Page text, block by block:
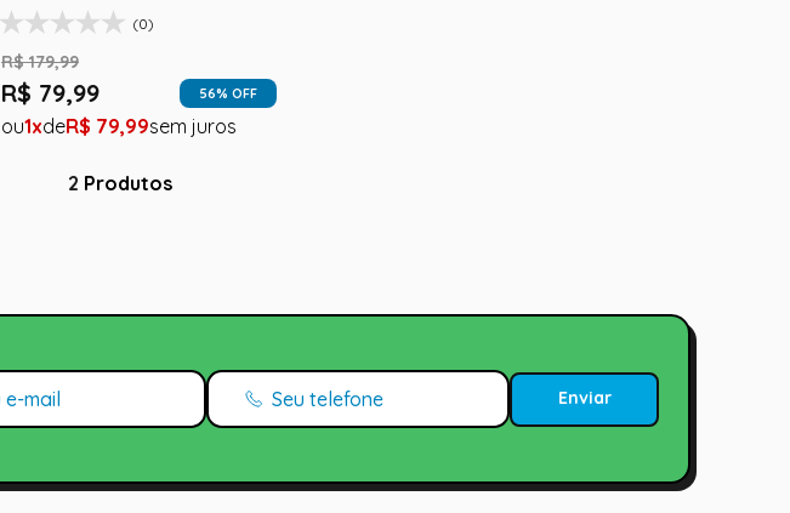
(0)
R$ 179,99
R$ 79,99 56% OFF
1 R$ 79,99
2 Produtos
Enviar